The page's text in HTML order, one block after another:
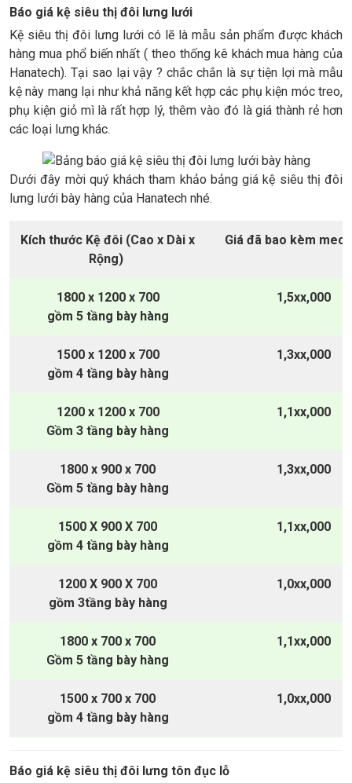
Báo giá kệ siêu thị đôi lưng lưới
Kệ siêu thị đôi lưng lưới có lẽ là mẫu sản phẩm được khách
hàng mua phổ biến nhất ( theo thống kê khách mua hàng của
Hanatech). Tại sao lại vậy ? chắc chắn là sự tiện lợi mà mẫu
kệ này mang lại như khả năng kết hợp các phụ kiện móc treo,
phụ kiện giỏ mì là rất hợp lý, thêm vào đó là giá thành rẻ hơn
các loại lưng khác.
Dưới đây mời quý khách tham khảo bảng giá kệ siêu thị đôi
lưng lưới bày hàng của Hanatech nhé.
Kích thước Kệ đôi (Cao x Dài x
Rộng)
Giá đã bao kèm
1800 x 1200 x 700
gồm 5 tầng bày hàng
1,5xx,000
1500 x 1200 x 700
gồm 4 tầng bày hàng
1,3xx,000
1200 x 1200 x 700
Gồm 3 tầng bày hàng
1,1xx,000
1800 x 900 x 700
Gồm 5 tầng bày hàng
1,3xx,000
1500 X 900 X 700
gồm 4 tầng bày hàng
1,1xx,000
1200 X 900 X 700
gồm 3tầng bày hàng
1,0xx,000
1800 x 700 x 700
Gồm 5 tầng bày hàng
1,1xx,000
1500 x 700 x 700
gồm 4 tầng bày hàng
1,0xx,000
Báo giá kệ siêu thị đôi lưng tôn đục lỗ